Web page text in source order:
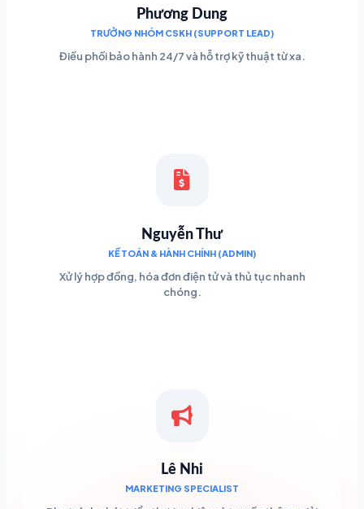
Phương Dung
TRƯỞNG NHÓM CSKH (SUPPORT LEAD)
Điều phối bảo hành 24/7 và hỗ trợ kỹ thuật từ xa.
Nguyễn Thư
KẾ TOÁN & HÀNH CHÍNH (ADMIN)
Xử lý hợp đồng, hóa đơn điện tử và thủ tục nhanh
chóng.
Lê Nhi
MARKETING SPECIALIST